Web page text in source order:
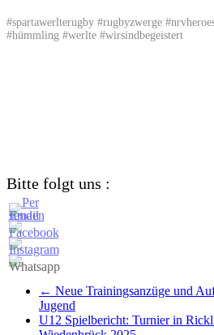
#spartawerlterugby #rugbyzwerge
#hümmling #werlte #wirsindbegeistert
Bitte folgt uns :
← Neue Trainingsanzüge und
Jugend
U12 Spielbericht: Turnier in